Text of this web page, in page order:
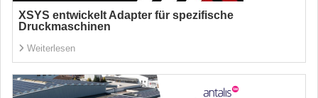
XSYS entwickelt Adapter für spezifische
Druckmaschinen
Weiterlesen